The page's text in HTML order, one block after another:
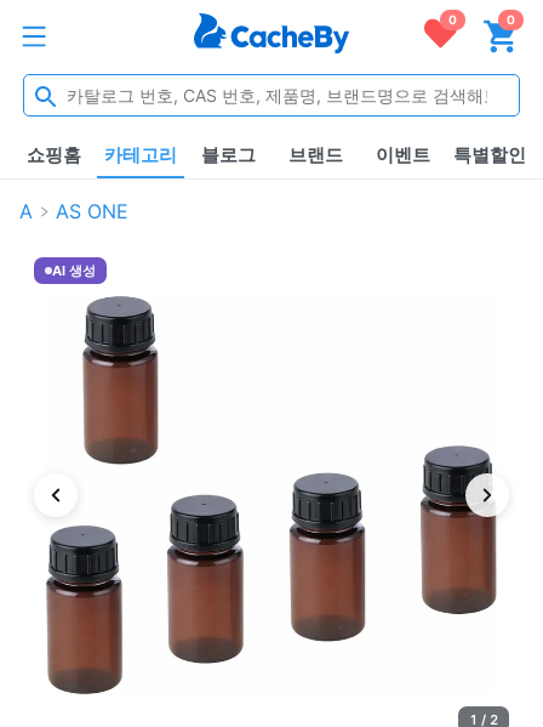
0 0
쇼핑홈 카테고리 블로그 브랜드 이벤트 특별할인
A AS ONE
AI 생성
1 / 2